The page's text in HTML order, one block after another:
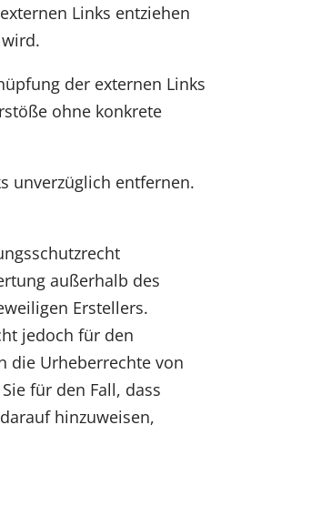
Links entziehen
der externen Links
ohne konkrete
unverzüglich entfernen.
außerhalb des
Erstellers.
jedoch für den
die Urheberrechte von
für den Fall, dass
hinzuweisen,